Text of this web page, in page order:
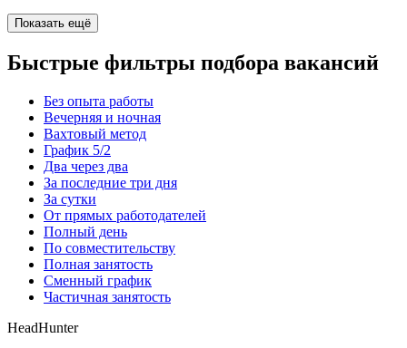
Показать ещё
Быстрые фильтры подбора вакансий
Без опыта работы
Вечерняя и ночная
Вахтовый метод
График 5/2
Два через два
За последние три дня
За сутки
От прямых работодателей
Полный день
По совместительству
Полная занятость
Сменный график
Частичная занятость
HeadHunter